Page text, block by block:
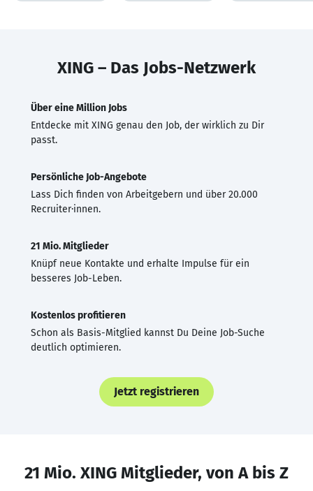
XING – Das Jobs-Netzwerk
Über eine Million Jobs
Entdecke mit XING genau den Job, der wirklich zu Dir
passt.
Persönliche Job-Angebote
Lass Dich finden von Arbeitgebern und über 20.000
Recruiter·innen.
21 Mio. Mitglieder
Knüpf neue Kontakte und erhalte Impulse für ein
besseres Job-Leben.
Kostenlos profitieren
Schon als Basis-Mitglied kannst Du Deine Job-Suche
deutlich optimieren.
Jetzt registrieren
21 Mio. XING Mitglieder, von A bis Z